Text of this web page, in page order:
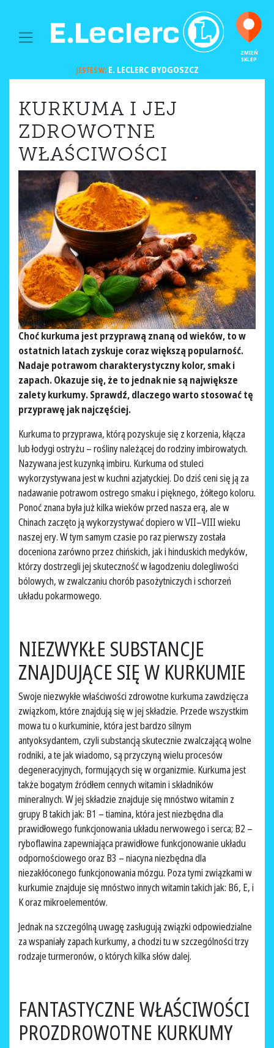
MAIN NAVIGATION
ZMIEŃ
SKLEP
JESTEŚ W:E. LECLERC BYDGOSZCZ
KURKUMA I JEJ
ZDROWOTNE
WŁAŚCIWOŚCI
Choć kurkuma jest przyprawą znaną od wieków, to w
ostatnich latach zyskuje coraz większą popularność.
Nadaje potrawom charakterystyczny kolor, smak i
zapach. Okazuje się, że to jednak nie są największe
zalety kurkumy. Sprawdź, dlaczego warto stosować tę
przyprawę jak najczęściej.
Kurkuma to przyprawa, którą pozyskuje się z korzenia, kłącza
lub łodygi ostryżu – rośliny należącej do rodziny imbirowatych.
Nazywana jest kuzynką imbiru. Kurkuma od stuleci
wykorzystywana jest w kuchni azjatyckiej. Do dziś ceni się ją za
nadawanie potrawom ostrego smaku i pięknego, żółtego koloru.
Ponoć znana była już kilka wieków przed nasza erą, ale w
Chinach zaczęto ją wykorzystywać dopiero w VII–VIII wieku
naszej ery. W tym samym czasie po raz pierwszy została
doceniona zarówno przez chińskich, jak i hinduskich medyków,
którzy dostrzegli jej skuteczność w łagodzeniu dolegliwości
bólowych, w zwalczaniu chorób pasożytniczych i schorzeń
układu pokarmowego.
NIEZWYKŁE SUBSTANCJE
ZNAJDUJĄCE SIĘ W KURKUMIE
Swoje niezwykłe właściwości zdrowotne kurkuma zawdzięcza
związkom, które znajdują się w jej składzie. Przede wszystkim
mowa tu o kurkuminie, która jest bardzo silnym
antyoksydantem, czyli substancją skutecznie zwalczającą wolne
rodniki, a te jak wiadomo, są przyczyną wielu procesów
degeneracyjnych, formujących się w organizmie. Kurkuma jest
także bogatym źródłem cennych witamin i składników
mineralnych. W jej składzie znajduje się mnóstwo witamin z
grupy B takich jak: B1 – tiamina, która jest niezbędna dla
prawidłowego funkcjonowania układu nerwowego i serca; B2 –
ryboflawina zapewniająca prawidłowe funkcjonowanie układu
odpornościowego oraz B3 – niacyna niezbędna dla
niezakłóconego funkcjonowania mózgu. Poza tymi związkami w
kurkumie znajduje się mnóstwo innych witamin takich jak: B6, E, i
K oraz mikroelementów.
Jednak na szczególną uwagę zasługują związki odpowiedzialne
za wspaniały zapach kurkumy, a chodzi tu w szczególności trzy
rodzaje turmeronów, o których kilka słów dalej.
FANTASTYCZNE WŁAŚCIWOŚCI
PROZDROWOTNE KURKUMY